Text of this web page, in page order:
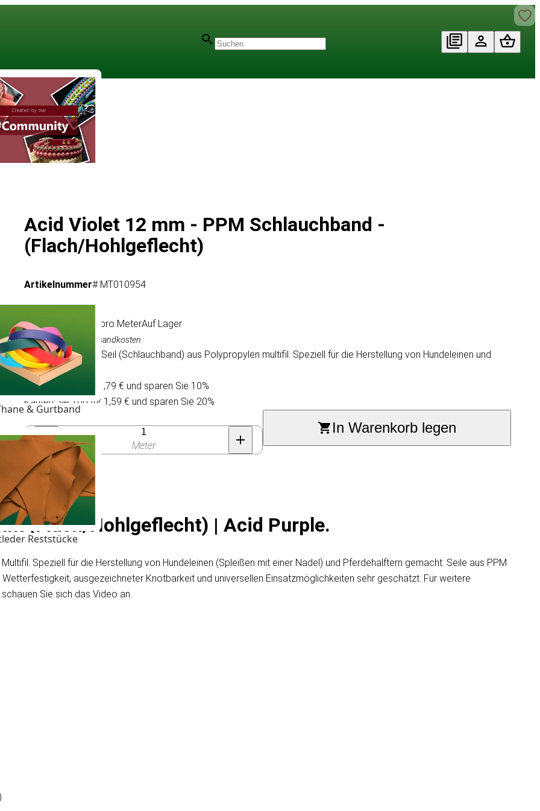
& Gurtband
Reststücke
Acid Violet 12 mm - PPM Schlauchband -
(Flach/Hohlgeflecht)
Artikelnummer# MT010954
1,99 € / pro MeterAuf Lager
Inkl. MwSt., exkl. Versandkosten
Flach, ohlgeflecht Seil (Schlauchband) aus Polypropylen multifil. Speziell für die Herstellung von Hundeleinen und
Pferdehalftern.
Kaufen Sie 30 für 1,79 € und sparen Sie 10%
Kaufen Sie 100 für 1,59 € und sparen Sie 20%
Meter
In Warenkorb legen
(Flach/Hohlgeflecht) | Acid Purple.
Speziell für die Herstellung von Hundeleinen (Spleißen mit einer Nadel) und Pferdehalftern gemacht. Seile aus PPM
ausgezeichneter Knotbarkeit und universellen Einsatzmöglichkeiten sehr geschätzt. Für weitere
Sie sich das Video an.